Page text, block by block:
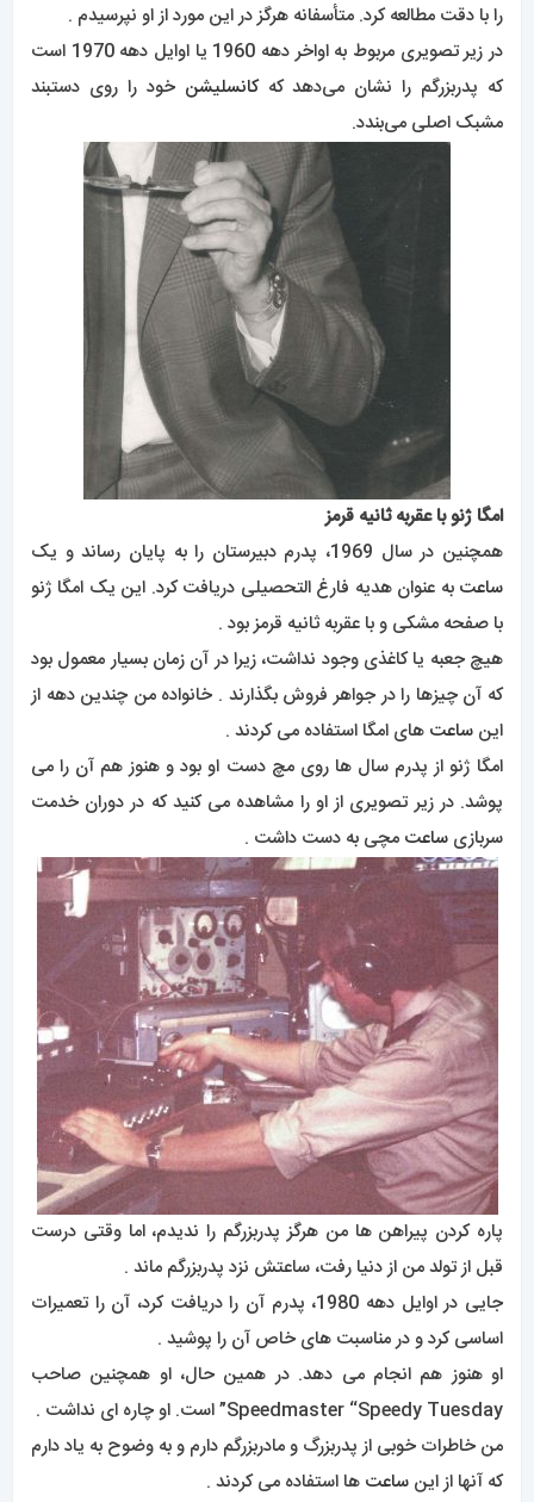
را با دقت مطالعه کرد. متأسفانه هرگز در این مورد از او نپرسیدم .
در زیر تصویری مربوط به اواخر دهه 1960 یا اوایل دهه 1970 است
که پدربزرگم را نشان می‌دهد کهکانسلیشن خود را روی دستبند
مشبک اصلی می‌بندد.
امگا ژنو با عقربه ثانیه قرمز
همچنین در سال 1969، پدرم دبیرستان را به پایان رساند و یک
ساعت به عنوان هدیه فارغ التحصیلی دریافت کرد. این یک امگا ژنو
با صفحه مشکی و با عقربه ثانیه قرمز بود .
هیچ جعبه یا کاغذی وجود نداشت، زیرا در آن زمان بسیار معمول بود
که آن چیزها را در جواهر فروش بگذارند . خانواده من چندین دهه از
این ساعت های امگا استفاده می کردند .
امگا ژنو از پدرم سال ها روی مچ دست او بود و هنوز هم آن را می
پوشد. در زیر تصویری از او را مشاهده می کنید که در دوران خدمت
سربازی ساعت مچی به دست داشت .
پاره کردن پیراهن ها من هرگز پدربزرگم را ندیدم، اما وقتی درست
قبل از تولد من از دنیا رفت، ساعتش نزد پدربزرگم ماند .
جایی در اوایل دهه 1980، پدرم آن را دریافت کرد، آن را تعمیرات
اساسی کرد و در مناسبت های خاص آن را پوشید .
او هنوز هم انجام می دهد. در همین حال، او همچنین صاحب
Speedmaster “Speedy Tuesday” است. او چاره ای نداشت .
من خاطرات خوبی از پدربزرگ و مادربزرگم دارم و به وضوح به یاد دارم
که آنها از این ساعت ها استفاده می کردند .